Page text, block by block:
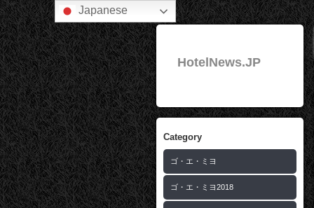
HotelNews.JP
Category
ゴ・エ・ミヨ
ゴ・エ・ミヨ2018
Japanese